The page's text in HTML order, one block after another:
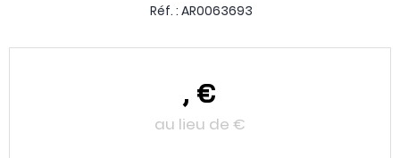
Réf. : AR0063693
, €
au lieu de €